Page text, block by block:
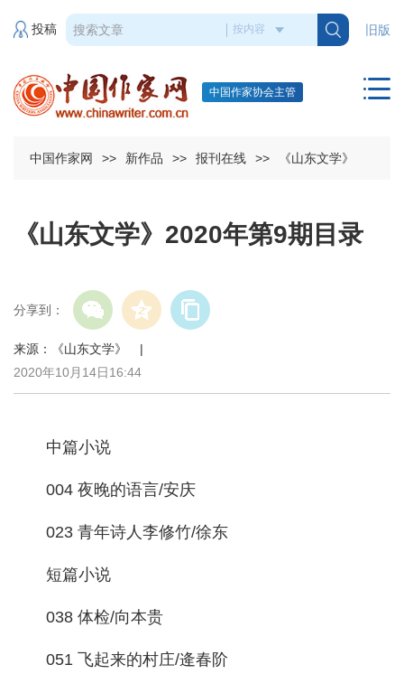
旧版
投稿
中国作家协会主管
中国作家网 >> 新作品 >> 报刊在线 >> 《山东文学》
《山东文学》2020年第9期目录
分享到：
来源：《山东文学》 |
2020年10月14日16:44
中篇小说
004 夜晚的语言/安庆
023 青年诗人李修竹/徐东
短篇小说
038 体检/向本贵
051 飞起来的村庄/逄春阶